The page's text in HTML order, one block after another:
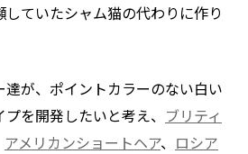
ていたシャム猫の代わりに作り
が、ポイントカラーのない白い
を開発したいと考え、 ブリティ
アメリカンショートヘア、 ロシア